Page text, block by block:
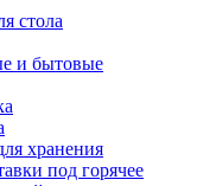
стола
и бытовые
хранения
под горячее